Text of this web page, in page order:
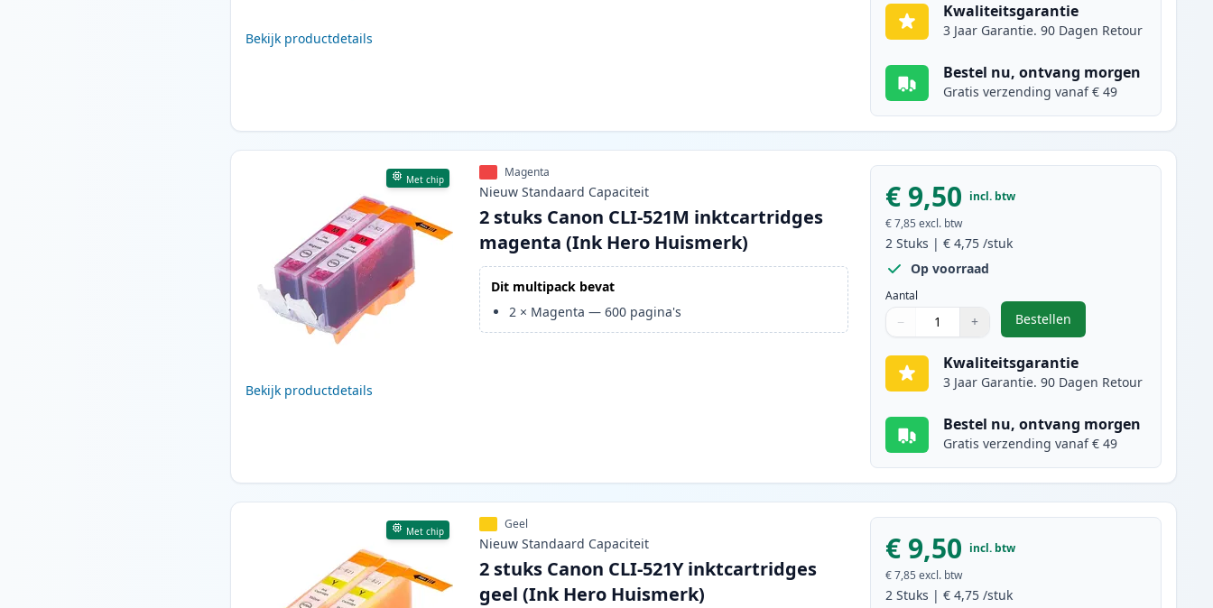
Bekijk productdetails
Kwaliteitsgarantie
3 Jaar Garantie. 90 Dagen Retour
Bestel nu, ontvang morgen
Gratis verzending vanaf € 49
Met chip
Bekijk productdetails
Magenta
Nieuw Standaard Capaciteit
2 stuks Canon CLI-521M inktcartridges
magenta (Ink Hero Huismerk)
Dit multipack bevat
2 × Magenta —600 pagina's
€ 9,50 incl. btw
€ 7,85 excl. btw
2 Stuks |€ 4,75 /stuk
Op voorraad
Aantal
Aantal
Gebruik de knoppen om aan te passen
− +
Aantal 1
Bestellen
,2 stuks Canon CLI-521M
Kwaliteitsgarantie
3 Jaar Garantie. 90 Dagen Retour
Bestel nu, ontvang morgen
Gratis verzending vanaf € 49
Met chip Geel
Nieuw Standaard Capaciteit
2 stuks Canon CLI-521Y inktcartridges
geel (Ink Hero Huismerk)
€ 9,50 incl. btw
€ 7,85 excl. btw
2 Stuks |€ 4,75 /stuk